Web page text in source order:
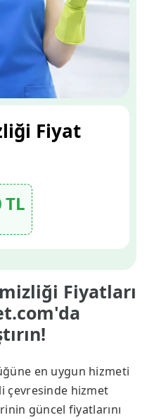
Fiyatları
en uygun hizmeti
çevresinde hizmet
güncel fiyatlarını
Fiyat
TL